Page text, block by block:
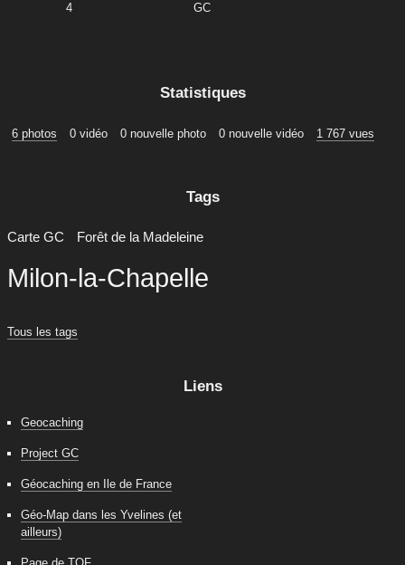
4
GC
Statistiques
6 photos 0 vidéo 0 nouvelle photo 0 nouvelle vidéo 1 767 vues
Tags
Carte GC Forêt de la Madeleine
Milon-la-Chapelle
Tous les tags
Liens
Geocaching
Project GC
Géocaching en Ile de France
Géo-Map dans les Yvelines (et
ailleurs)